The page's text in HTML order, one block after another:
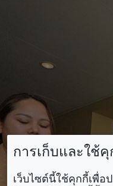
การเก็บและใช้คุ
เว็บไซต์นี้ใช้คุกกี้เพื่อ